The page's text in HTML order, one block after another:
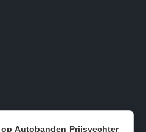
Autobanden Prijsvechter